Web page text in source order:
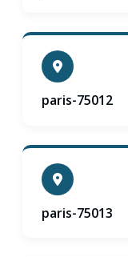
paris-75012
paris-75013